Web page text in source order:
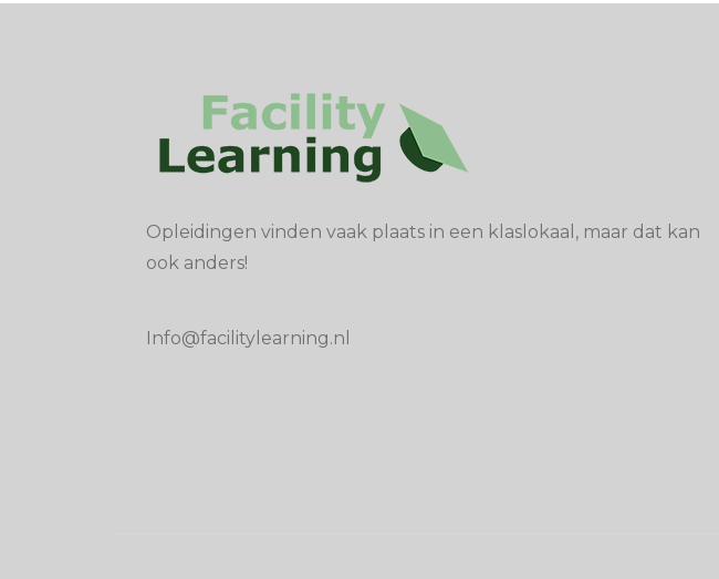
Opleidingen vinden vaak plaats in een klaslokaal, maar dat kan
ook anders!
Info@facilitylearning.nl